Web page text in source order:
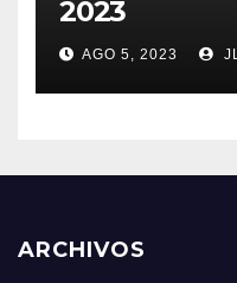
2023
AGO 5, 2023
ARCHIVOS